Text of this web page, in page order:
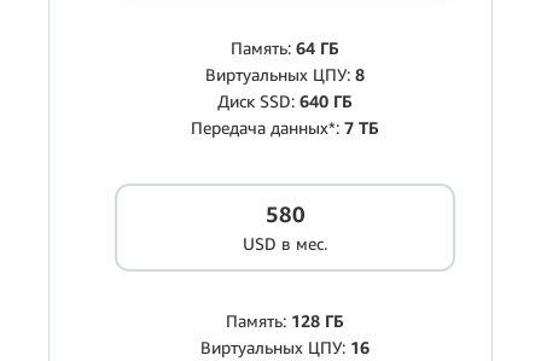
Память: 64 ГБ
Виртуальных ЦПУ: 8
Диск SSD: 640 ГБ
Передача данных*: 7 ТБ
580
USD в мес.
Память: 128 ГБ
Виртуальных ЦПУ: 16